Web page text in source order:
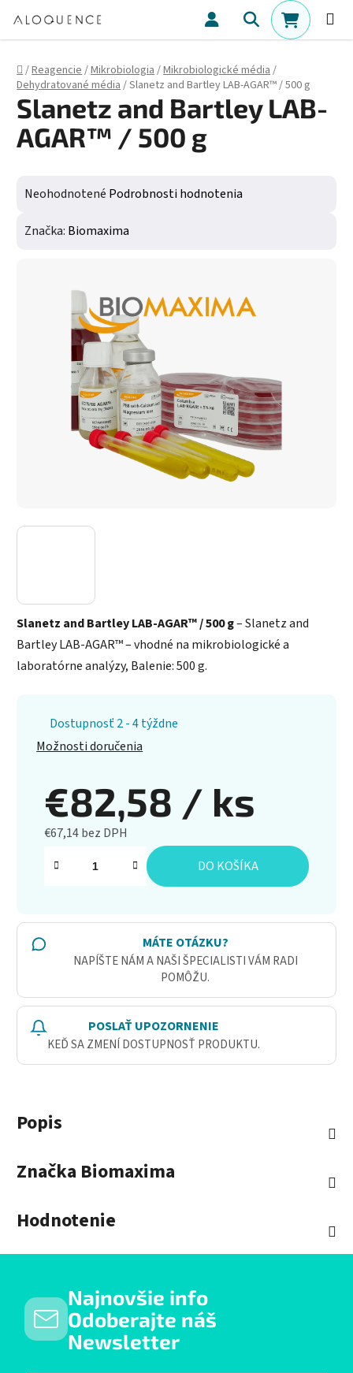
Hľadať
Domov
/Reagencie/Mikrobiologia/Mikrobiologické média/
Dehydratované média/Slanetz and Bartley LAB-AGAR™ / 500 g
Slanetz and Bartley LAB-AGAR™ / 500 g– Slanetz and
Bartley LAB-AGAR™ – vhodné na mikrobiologické a
laboratórne analýzy, Balenie: 500 g.
Dostupnosť 2 - 4 týždne
Možnosti doručenia
€82,58 / ks
€67,14 bez DPH
Jednotková cena:
DO KOŠÍKA
MÁTE OTÁZKU?
NAPÍŠTE NÁM A NAŠI ŠPECIALISTI VÁM RADI
POMÔŽU.
POSLAŤ UPOZORNENIE
KEĎ SA ZMENÍ DOSTUPNOSŤ PRODUKTU.
Slanetz and Bartley LAB-
AGAR™ / 500 g
Priemerné hodnotenie produktu je 0,0 z 5 hviezdičiek.
Neohodnotené Podrobnosti hodnotenia
Značka: Biomaxima
Popis
Značka Biomaxima
Hodnotenie
Najnovšie info
Odoberajte náš
Newsletter